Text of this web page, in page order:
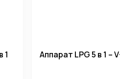
1
Аппарат LPG 5 в 1 –